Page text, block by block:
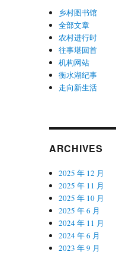
乡村图书馆
全部文章
农村进行时
往事堪回首
机构网站
衡水湖纪事
走向新生活
ARCHIVES
2025 年 12 月
2025 年 11 月
2025 年 10 月
2025 年 6 月
2024 年 11 月
2024 年 6 月
2023 年 9 月